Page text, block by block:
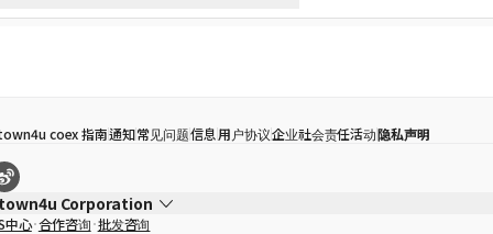
coex 指南通知常见问题信息用户协议企业社会责任活动隐私声明
Corporation
中心 合作咨询 批发咨询